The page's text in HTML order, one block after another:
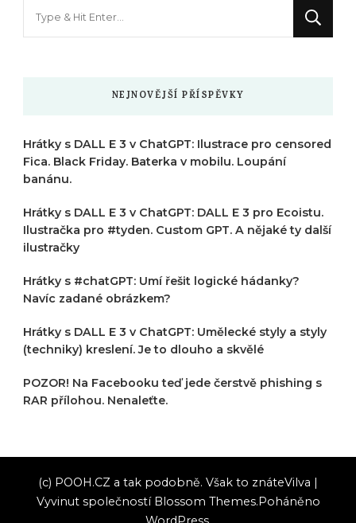
NEJNOVĚJŠÍ PŘÍSPĚVKY
Hrátky s DALL E 3 v ChatGPT: Ilustrace pro censored
Fica. Black Friday. Baterka v mobilu. Loupání
banánu.
Hrátky s DALL E 3 v ChatGPT: DALL E 3 pro Ecoistu.
Ilustračka pro #tyden. Custom GPT. A nějaké ty další
ilustračky
Hrátky s #chatGPT: Umí řešit logické hádanky?
Navíc zadané obrázkem?
Hrátky s DALL E 3 v ChatGPT: Umělecké styly a styly
(techniky) kreslení. Je to dlouho a skvělé
POZOR! Na Facebooku teď jede čerstvě phishing s
RAR přílohou. Nenaleťte.
(c) POOH.CZ a tak podobně. Však to znáteVilva |
Vyvinut společností Blossom Themes.Poháněno